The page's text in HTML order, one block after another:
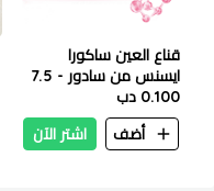
قناع العين ساكورا
ايسنس من سادور - 7.5
جم
0.100 دب
أضف
اشتر الآن